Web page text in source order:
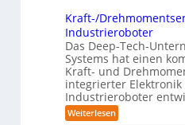
x
i
n
a
h
e
r
e
f
2
0
2
6
g
-
S
y
s
t
e
m
p
k
t
e
s
Kraft-/
Industrieroboter
Das Deep-Tech-
Systems hat einen
Kraft- und
integrierter
Industrieroboter
Weiterlesen: